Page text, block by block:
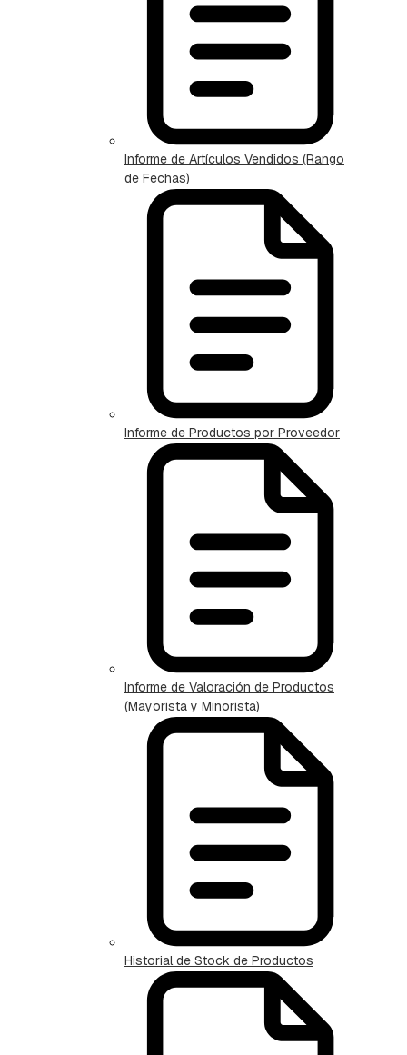
Informe de Artículos Vendidos (Rango
de Fechas)
Informe de Productos por Proveedor
Informe de Valoración de Productos
(Mayorista y Minorista)
Historial de Stock de Productos